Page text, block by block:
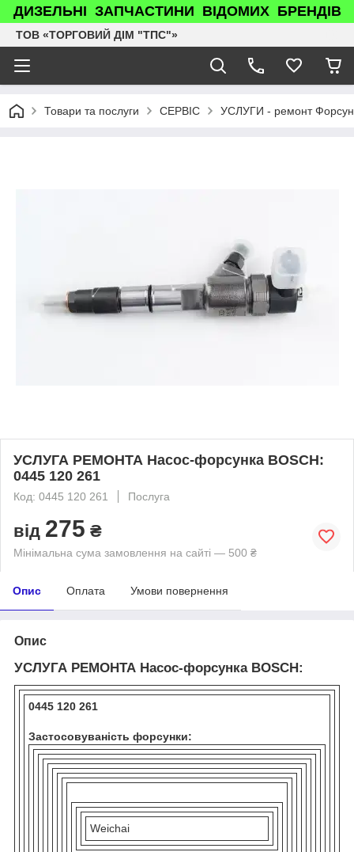
ДИЗЕЛЬНІ ЗАПЧАСТИНИ ВІДОМИХ БРЕНДІВ
ТОВ «ТОРГОВИЙ ДІМ "ТПС"»
Товари та послуги СЕРВІС УСЛУГИ - ремонт
УСЛУГА РЕМОНТА Насос-форсунка BOSCH:
0445 120 261
Код: 0445 120 261 Послуга
від 275 ₴
Мінімальна сума замовлення на сайті — 500 ₴
Опис Оплата Умови повернення
Опис
УСЛУГА РЕМОНТА Насос-форсунка BOSCH:
0445 120 261
Застосовуваність форсунки:
Weichai